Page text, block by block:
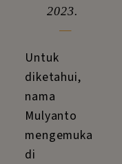
2023.
_
Untuk
diketahui,
nama
Mulyanto
mengemuka
di